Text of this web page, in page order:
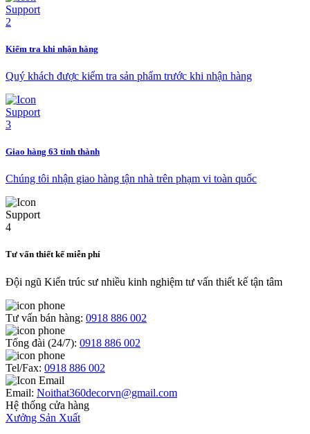
Kiểm tra khi nhận hàng
Quý khách được kiểm tra sản phẩm trước khi nhận hàng
Giao hàng 63 tỉnh thành
Chúng tôi nhận giao hàng tận nhà trên phạm vi toàn quốc
Tư vấn thiết kế miễn phí
Đội ngũ Kiến trúc sư nhiều kinh nghiệm tư vấn thiết kế tận tâm
Tư vấn bán hàng: 0918 886 002
Tổng đài (24/7): 0918 886 002
Tel/Fax: 0918 886 002
Email: Noithat360decorvn@gmail.com
Hệ thống cửa hàng
Xưởng Sản Xuất